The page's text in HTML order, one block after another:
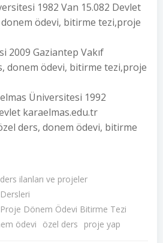
1982 Van 15.082 Devlet
ödevi, bitirme tezi,proje
2009 Gaziantep Vakıf
donem ödevi, bitirme tezi,proje
Üniversitesi 1992
karaelmas.edu.tr
ders, donem ödevi, bitirme
ilanları ve projeler
Dönem Ödevi Bitirme Tezi
ödevi özel ders proje yap